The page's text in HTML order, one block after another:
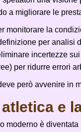
a migliorare le
monitorare la
per analisi
incertezze
per ridurre errori
però avvenire in
e
moderno è